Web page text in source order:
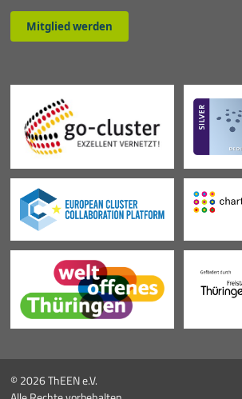
Mitglied werden
© 2026 ThEEN e.V.